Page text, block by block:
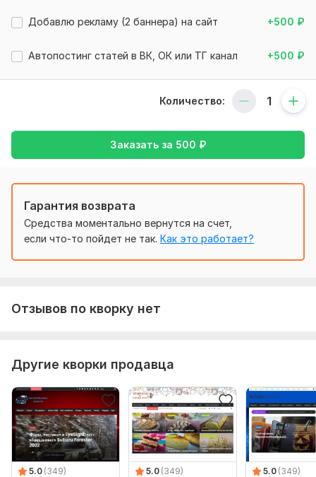
Объем услуги в кворке: Архив одного сайта (файлы и
Добавлю рекламу (2 баннера) на сайт +500 ₽
Автопостинг статей в ВК, ОК или ТГ канал +500 ₽
Количество:
Заказать за 500 ₽
Гарантия возврата
Средства моментально вернутся на счет,
если что-то пойдет не так. Как это работает?
Отзывов по кворку нет
Другие кворки продавца
5.0 (349)
5.0 (349)
5.0 (349)